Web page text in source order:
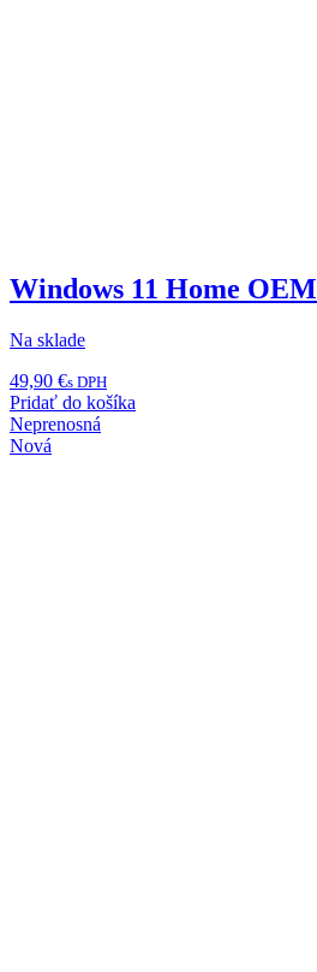
Windows 11 Home OEM
Na sklade
49,90 €s DPH
Pridať do košíka
Neprenosná
Nová